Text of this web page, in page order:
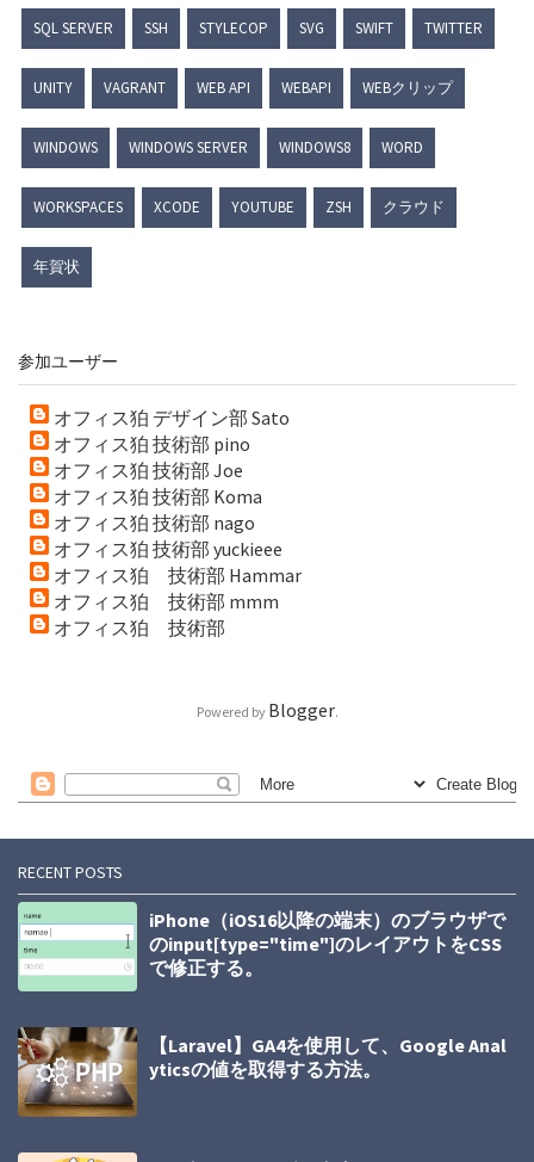
SQL SERVER SSH STYLECOP SVG SWIFT TWITTER
UNITY VAGRANT WEB API WEBAPI WEBクリップ
WINDOWS WINDOWS SERVER WINDOWS8 WORD
WORKSPACES XCODE YOUTUBE ZSH クラウド
年賀状
参加ユーザー
オフィス狛 デザイン部 Sato
オフィス狛 技術部 pino
オフィス狛 技術部 Joe
オフィス狛 技術部 Koma
オフィス狛 技術部 nago
オフィス狛 技術部 yuckieee
オフィス狛 技術部 Hammar
オフィス狛 技術部 mmm
オフィス狛 技術部
Powered by Blogger.
RECENT POSTS
iPhone（iOS16以降の端末）のブラウザで
のinput[type="time"]のレイアウトをCSS
で修正する。
【Laravel】GA4を使用して、Google Anal
yticsの値を取得する方法。